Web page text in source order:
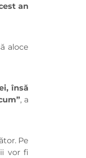
an
aloce
însă
, a
Pe
vor fi